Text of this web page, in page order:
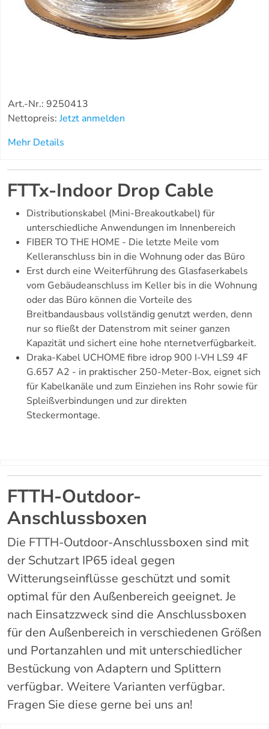
Art.-Nr.: 9250413
Nettopreis:Jetzt anmelden
Mehr Details
FTTx-Indoor Drop Cable
Distributionskabel (Mini-Breakoutkabel) für
unterschiedliche Anwendungen im Innenbereich
FIBER TO THE HOME - Die letzte Meile vom
Kelleranschluss bin in die Wohnung oder das Büro
Erst durch eine Weiterführung des Glasfaserkabels
vom Gebäudeanschluss im Keller bis in die Wohnung
oder das Büro können die Vorteile des
Breitbandausbaus vollständig genutzt werden, denn
nur so fließt der Datenstrom mit seiner ganzen
Kapazität und sichert eine hohe nternetverfügbarkeit.
Draka-Kabel UCHOME fibre idrop 900 I-VH LS9 4F
G.657 A2 - in praktischer 250-Meter-Box, eignet sich
für Kabelkanäle und zum Einziehen ins Rohr sowie für
Spleißverbindungen und zur direkten
Steckermontage.
FTTH-Outdoor-
Anschlussboxen
Die FTTH-Outdoor-Anschlussboxen sind mit
der Schutzart IP65 ideal gegen
Witterungseinflüsse geschützt und somit
optimal für den Außenbereich geeignet. Je
nach Einsatzzweck sind die Anschlussboxen
für den Außenbereich in verschiedenen Größen
und Portanzahlen und mit unterschiedlicher
Bestückung von Adaptern und Splittern
verfügbar. Weitere Varianten verfügbar.
Fragen Sie diese gerne bei uns an!